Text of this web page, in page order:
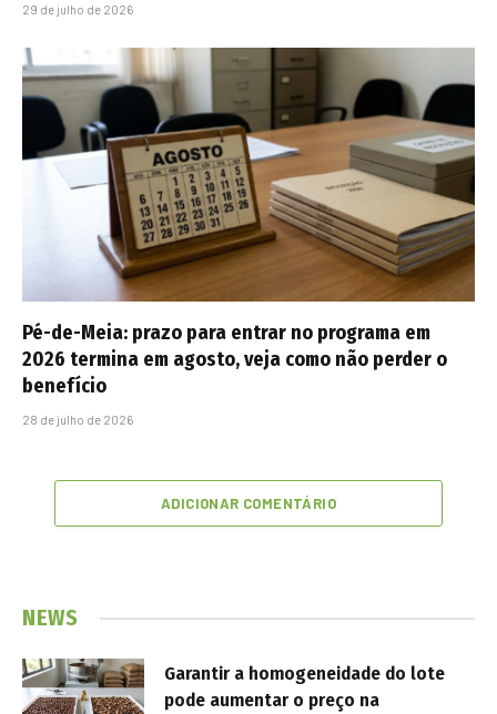
29 de julho de 2026
Pé-de-Meia: prazo para entrar no programa em
2026 termina em agosto, veja como não perder o
benefício
28 de julho de 2026
ADICIONAR COMENTÁRIO
NEWS
Garantir a homogeneidade do lote
pode aumentar o preço na